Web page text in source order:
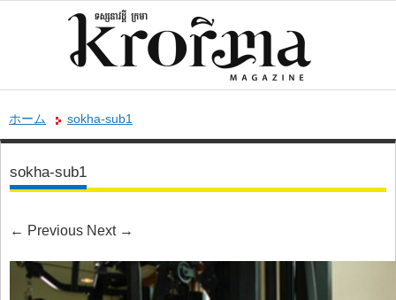
ホーム sokha-sub1
sokha-sub1
← Previous Next →